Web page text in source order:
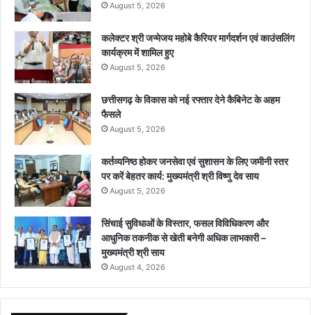
August 5, 2026
कलेक्टर श्री जन्मेजय महोबे कैरियर मार्गदर्शन एवं काउंसलिंग
कार्यक्रम में शामिल हुए
August 5, 2026
छत्तीसगढ़ के विकास को नई रफ्तार देने कैबिनेट के अहम
फैसले
August 5, 2026
कर्तव्यनिष्ठ होकर जनसेवा एवं सुशासन के लिए जमीनी स्तर
पर करें बेहतर कार्य: मुख्यमंत्री श्री विष्णु देव साय
August 5, 2026
सिंचाई सुविधाओं के विस्तार, फसल विविधिकरण और
आधुनिक तकनीक से खेती बनेगी अधिक लाभकारी –
मुख्यमंत्री श्री साय
August 4, 2026